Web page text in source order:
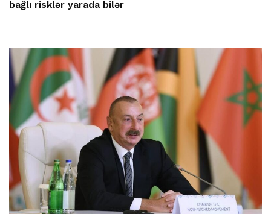
bağlı risklər yarada bilər